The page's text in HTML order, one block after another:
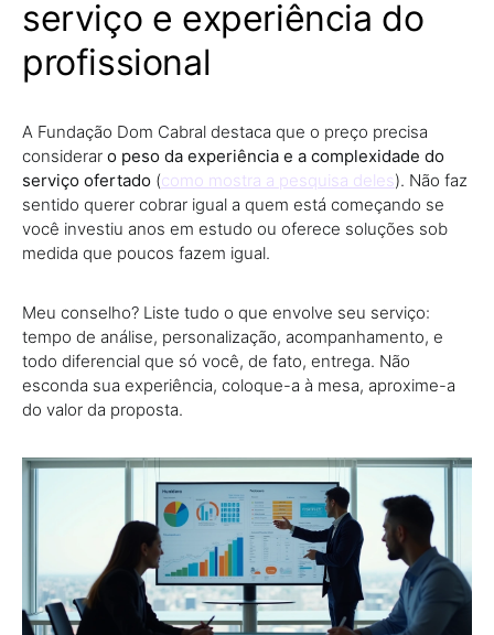
serviço e experiência do
profissional
A Fundação Dom Cabral destaca que o preço precisa
considerar o peso da experiência e a complexidade do
serviço ofertado (como mostra a pesquisa deles). Não faz
sentido querer cobrar igual a quem está começando se
você investiu anos em estudo ou oferece soluções sob
medida que poucos fazem igual.
Meu conselho? Liste tudo o que envolve seu serviço:
tempo de análise, personalização, acompanhamento, e
todo diferencial que só você, de fato, entrega. Não
esconda sua experiência, coloque-a à mesa, aproxime-a
do valor da proposta.